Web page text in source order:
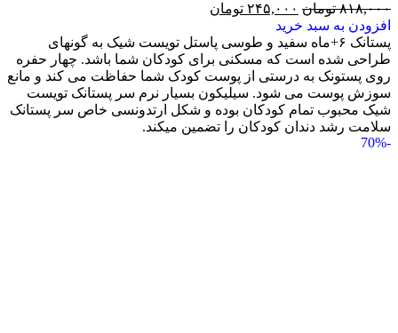
۸۱۸,۰۰۰ تومان ۲۴۵,۰۰۰ تومان
افزودن به سبد خرید
پستانک ۶+ماه سفید و طوسی پاستل تویست شیک به گونه‎ای
طراحی شده است که مسکنی برای کودکان شما باشد. چهار حفره
روی پستونک به درستی از پوست کودک شما حفاظت می کند و مانع
سوزش پوست می شود. سیلیکون بسیار نرم سر پستانک تویست
شیک محبوب تمام کودکان بوده و شکل ارتدونسی خاص سر پستانک
سلامت رشد دندان کودکان را تضمین می‎کند.
-70%